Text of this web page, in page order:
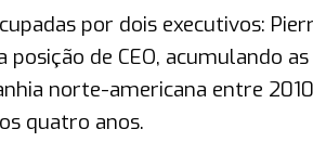
por dois executivos:
de CEO, acumulando
norte-americana entre
quatro anos.